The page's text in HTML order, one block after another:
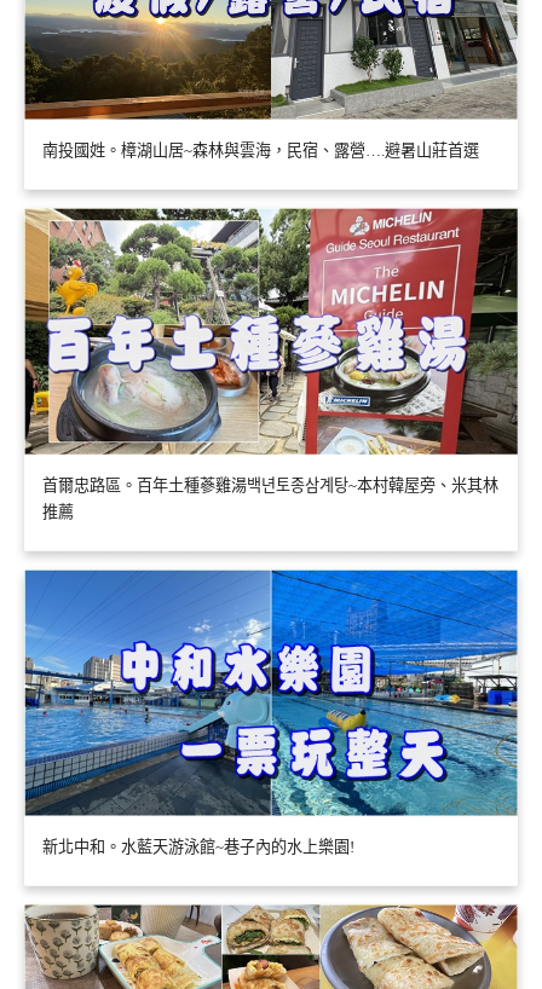
南投國姓。樟湖山居~森林與雲海，民宿、露營….避暑山莊首選
首爾忠路區。百年土種蔘雞湯백년토종삼계탕~本村韓屋旁、米其林
推薦
新北中和。水藍天游泳館~巷子內的水上樂園!